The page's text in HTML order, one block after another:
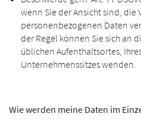
wenn Sie der Ansicht sind, die
personenbezogenen Daten
der Regel können Sie sich an
üblichen Aufenthaltsortes,
Unternehmenssitzes wenden.
Wie werden meine Daten im